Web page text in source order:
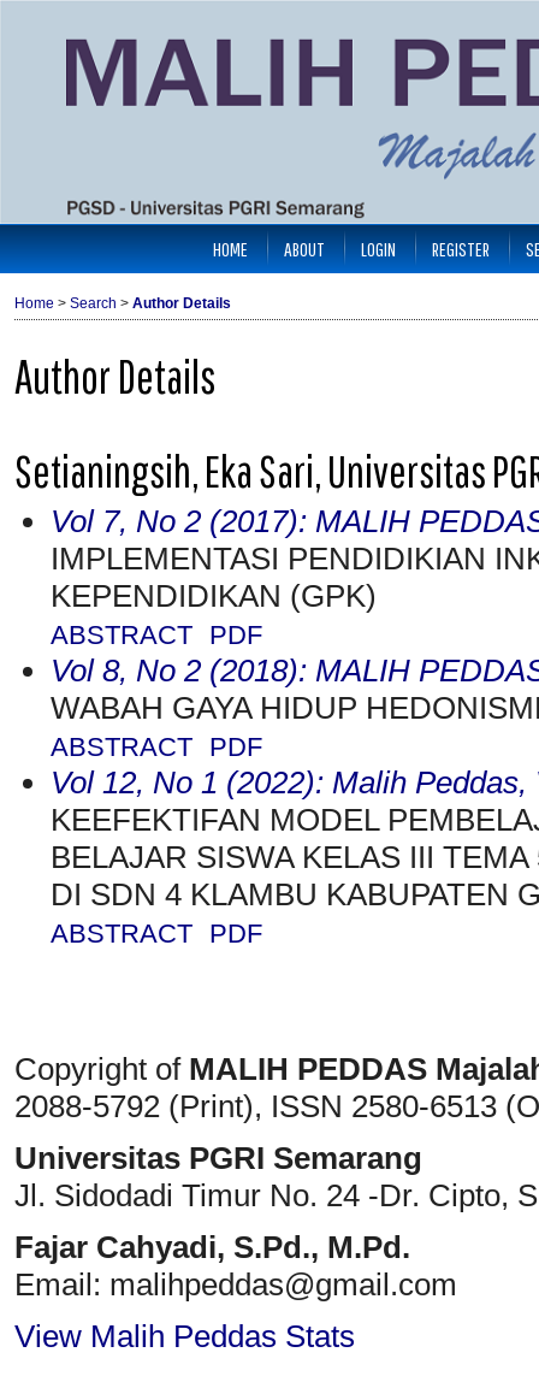
HOME ABOUT LOGIN REGISTER
Home > Search > Author Details
Author Details
Setianingsih, Eka Sari, Universitas
Vol 7, No 2 (2017): MALIH
IMPLEMENTASI PENDIDIKIAN
KEPENDIDIKAN (GPK)
ABSTRACT PDF
Vol 8, No 2 (2018): MALIH
WABAH GAYA HIDUP
ABSTRACT PDF
Vol 12, No 1 (2022): Malih
KEEFEKTIFAN MODEL
BELAJAR SISWA KELAS III
DI SDN 4 KLAMBU KABUPATEN
ABSTRACT PDF
Copyright ofMALIH PEDDAS
2088-5792 (Print), ISSN 2580-6513
Universitas PGRI Semarang
Jl. Sidodadi Timur No. 24 -Dr. Cipto,
Fajar Cahyadi, S.Pd., M.Pd.
Email: malihpeddas@gmail.com
View Malih Peddas Stats